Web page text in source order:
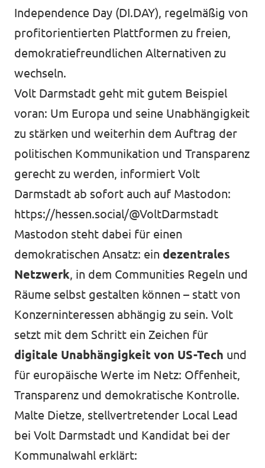
Independence Day (DI.DAY), regelmäßig von
profitorientierten Plattformen zu freien,
demokratiefreundlichen Alternativen zu
wechseln.
Volt Darmstadt geht mit gutem Beispiel
voran: Um Europa und seine Unabhängigkeit
zu stärken und weiterhin dem Auftrag der
politischen Kommunikation und Transparenz
gerecht zu werden, informiert Volt
Darmstadt ab sofort auch auf Mastodon:
https://hessen.social/@VoltDarmstadt
Mastodon steht dabei für einen
demokratischen Ansatz: ein dezentrales
Netzwerk, in dem Communities Regeln und
Räume selbst gestalten können – statt von
Konzerninteressen abhängig zu sein. Volt
setzt mit dem Schritt ein Zeichen für
digitale Unabhängigkeit von US-Tech und
für europäische Werte im Netz: Offenheit,
Transparenz und demokratische Kontrolle.
Malte Dietze, stellvertretender Local Lead
bei Volt Darmstadt und Kandidat bei der
Kommunalwahl erklärt: